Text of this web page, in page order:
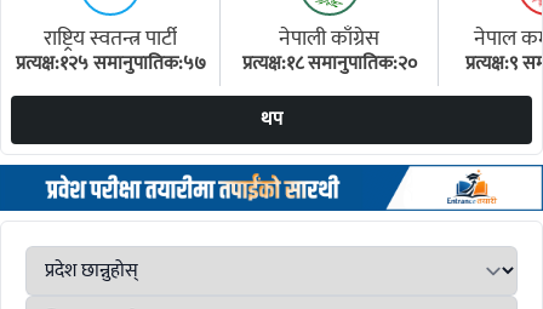
राष्ट्रिय स्वतन्त्र पार्टी
प्रत्यक्ष:१२५ समानुपातिक:५७
नेपाली काँग्रेस
प्रत्यक्ष:१८ समानुपातिक:२०
नेपाल
प्रत्यक्ष:९
थप